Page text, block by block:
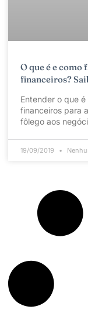
O que é e como
financeiros?
Entender o que
financeiros para
fôlego aos
19/09/2019